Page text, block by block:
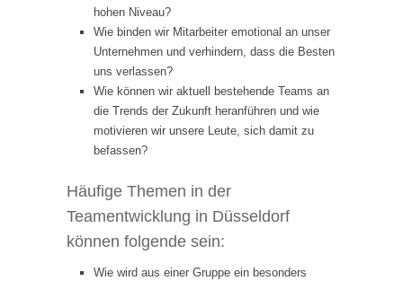
hohen Niveau?
Wie binden wir Mitarbeiter emotional an unser
Unternehmen und verhindern, dass die Besten
uns verlassen?
Wie können wir aktuell bestehende Teams an
die Trends der Zukunft heranführen und wie
motivieren wir unsere Leute, sich damit zu
befassen?
Häufige Themen in der
Teamentwicklung in Düsseldorf
können folgende sein:
Wie wird aus einer Gruppe ein besonders